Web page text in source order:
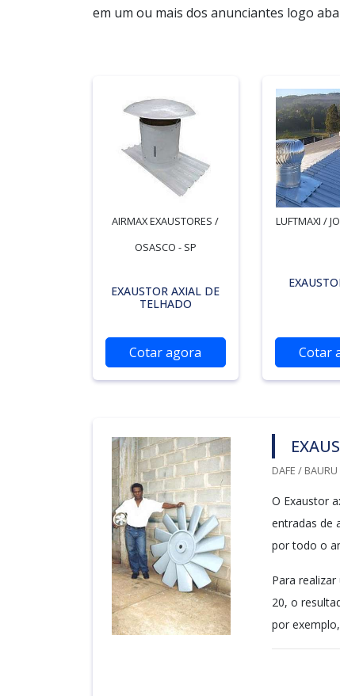
em um ou mais dos anunciantes logo
AIRMAX EXAUSTORES /
OSASCO - SP
EXAUSTOR AXIAL DE
TELHADO
Cotar agora
LUFTMAXI /
Cotar
DAFE / BAURU
O Exaustor
entradas de
por todo o
Para
20, o
por